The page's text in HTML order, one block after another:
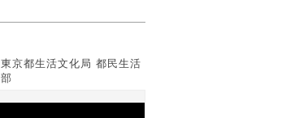
東京都生活文化局 都民生活
部